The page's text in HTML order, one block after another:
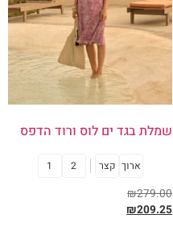
שמלת בגד ים לוס ורוד הדפס
ארוך קצר 2
1
₪279.00
₪209.25